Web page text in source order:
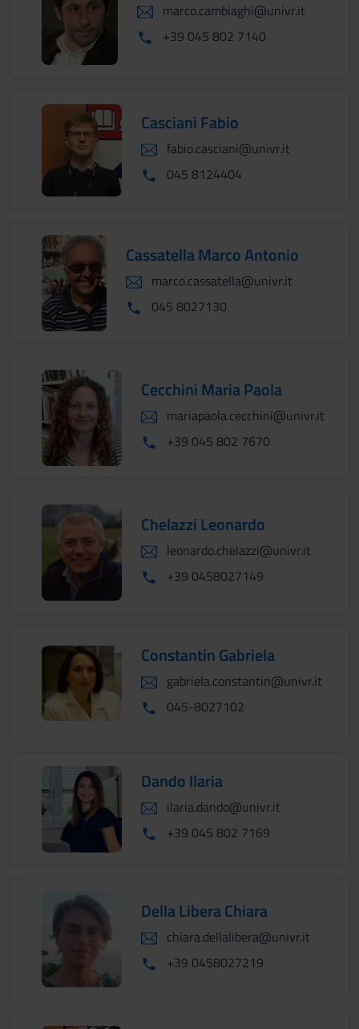
marco.cambiaghi@univr.it
+39 045 802 7140
Casciani Fabio
fabio.casciani@univr.it
045 8124404
Cassatella Marco Antonio
marco.cassatella@univr.it
045 8027130
Cecchini Maria Paola
mariapaola.cecchini@univr.it
+39 045 802 7670
Chelazzi Leonardo
leonardo.chelazzi@univr.it
+39 0458027149
Constantin Gabriela
gabriela.constantin@univr.it
045-8027102
Dando Ilaria
ilaria.dando@univr.it
+39 045 802 7169
Della Libera Chiara
chiara.dellalibera@univr.it
+39 0458027219